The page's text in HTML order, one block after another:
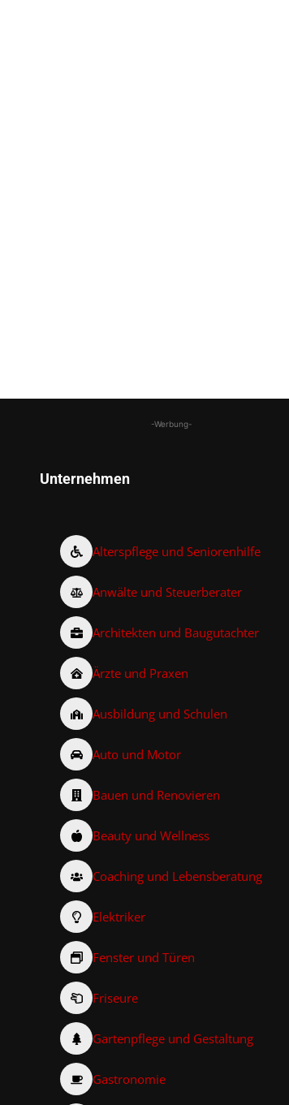
-Werbung-
Unternehmen
Alterspflege und Seniorenhilfe
Anwälte und Steuerberater
Architekten und Baugutachter
Ärzte und Praxen
Ausbildung und Schulen
Auto und Motor
Bauen und Renovieren
Beauty und Wellness
Coaching und Lebensberatung
Elektriker
Fenster und Türen
Friseure
Gartenpflege und Gestaltung
Gastronomie